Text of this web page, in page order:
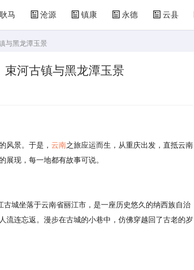
耿马 沧源 镇康 永德 云县
与黑龙潭玉景
河古镇与黑龙潭玉景
景。于是， 云南之旅应运而生，从重庆出发，直抵云南
展现，每一地都有故事可说。
城坐落于云南省丽江市，是一座历史悠久的纳西族自治
流连忘返。漫步在古城的小巷中，仿佛穿越回了古老的岁